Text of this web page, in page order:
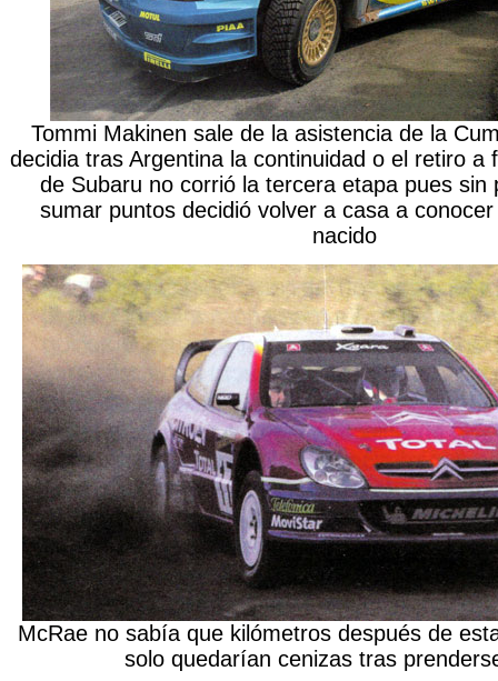
Tommi Makinen sale de la asistencia de la
decidia tras Argentina la continuidad o el retiro a
de Subaru no corrió la tercera etapa pues sin
sumar puntos decidió volver a casa a
nacido
McRae no sabía que kilómetros después de
solo quedarían cenizas tras